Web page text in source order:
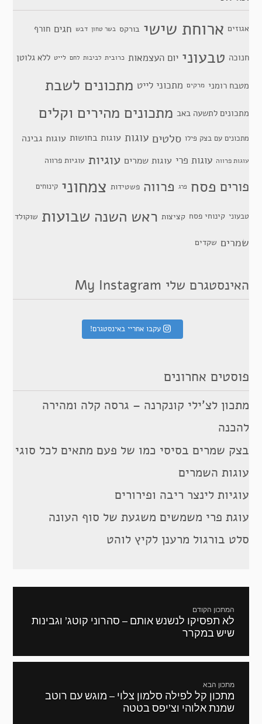
אגוזים ארוחת שישי בורקס בשר טחון דבש חגים חורף
חנוכה טבעוני יום העצמאות כרובית לביבות לחם לייט ללא גלוטן
מטבח רומני מרקים מתכוני לייט מתכונים לשבת
מתכונים לתשעה באב מתכונים מהירים וקלים
מתכונים עם בצק פילו סלטים עוגות עוגות בחושות עוגות גבינה
עוגות פרווה עוגות פרי עוגות שמרים עוגיות עוגיות פרווה
פורים פסח פרג פרווה פשטידות צמחוני קינוחים
טבעוני קינוחי פסח קציצות ראש השנה שבועות שוקולד
שמרים שקדים
האינסטגרם שלי My Instagram
עקבו אחריי באינסטגרם!
פוסטים אחרונים
מתכון לצ’ילי קונקרנה – גרסה קלה ומהירה
להכנה
בצק שמרים בסיסי כמו של פעם מתאים לכל סוגי
עוגות השמרים
עוגיות לינצר ריבה ופירורים
עוגת פרי משמשים משגעת של סוף העונה
סלט בורגול מרענן לקיץ לוהט
המתכון הקודם
מתכון
קודם:
לא תפסיקו לנשנש אותם – סהרוני קוטג’ וגבינות
שיש במקרר
מתכון הבא
המתכון
הבא:
מתכון קל לפילה סלמון צלוי – מוגש עם רוטב
שמנת אלוהי וצ’יפס בטטה